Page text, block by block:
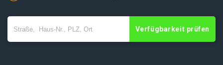
Verfügbarkeit prüfen